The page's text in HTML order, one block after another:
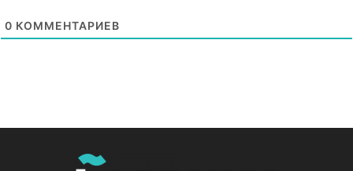
0 КОММЕНТАРИЕВ